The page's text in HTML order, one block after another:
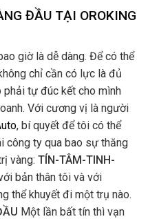
ĐẦU TẠI OROKING
giờ là dễ dàng. Để có thể
chỉ cần có lực là đủ
phải tự đúc kết cho mình
Với cương vị là người
, bí quyết để tôi có thể
công ty qua bao sự thăng
vàng: TÍN-TÂM-TINH-
bản thân tôi và với
thể khuyết đi một trụ nào.
Một lần bất tín thì vạn